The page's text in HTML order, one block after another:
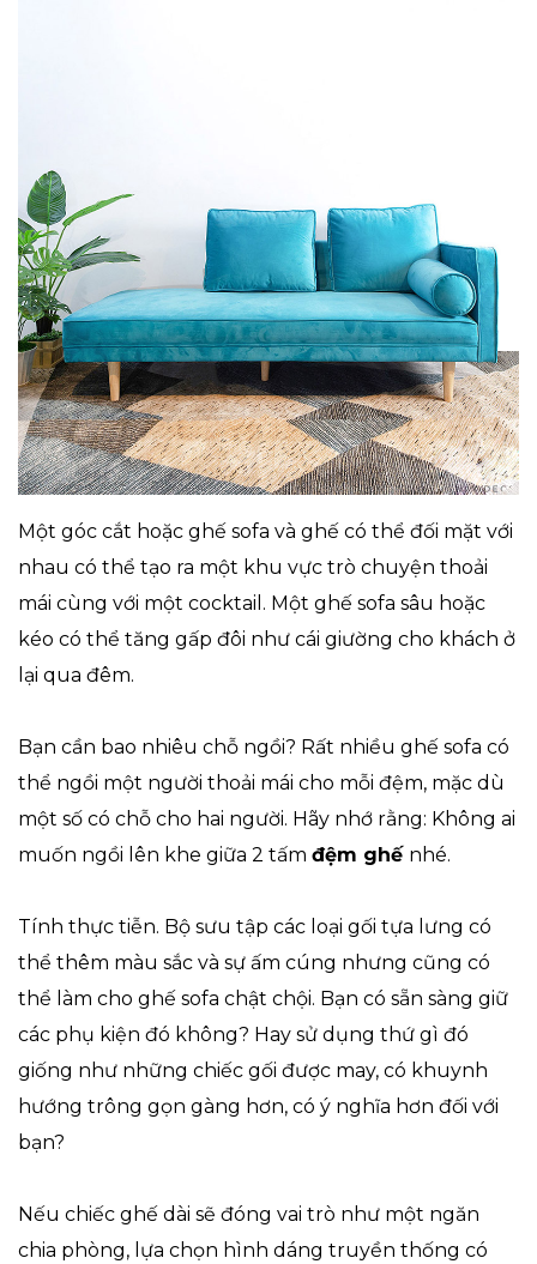
Một góc cắt hoặc ghế sofa và ghế có thể đối mặt với
nhau có thể tạo ra một khu vực trò chuyện thoải
mái cùng với một cocktail. Một ghế sofa sâu hoặc
kéo có thể tăng gấp đôi như cái giường cho khách ở
lại qua đêm.
Bạn cần bao nhiêu chỗ ngồi? Rất nhiều ghế sofa có
thể ngồi một người thoải mái cho mỗi đệm, mặc dù
một số có chỗ cho hai người. Hãy nhớ rằng: Không ai
muốn ngồi lên khe giữa 2 tấm đệm ghế nhé.
Tính thực tiễn. Bộ sưu tập các loại gối tựa lưng có
thể thêm màu sắc và sự ấm cúng nhưng cũng có
thể làm cho ghế sofa chật chội. Bạn có sẵn sàng giữ
các phụ kiện đó không? Hay sử dụng thứ gì đó
giống như những chiếc gối được may, có khuynh
hướng trông gọn gàng hơn, có ý nghĩa hơn đối với
bạn?
Nếu chiếc ghế dài sẽ đóng vai trò như một ngăn
chia phòng, lựa chọn hình dáng truyền thống có